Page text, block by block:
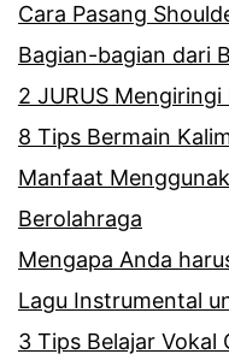
Cara Pasang
Bagian-bagian dari
2 JURUS
8 Tips Bermain
Manfaat
Berolahraga
Mengapa Anda
Lagu Instrumental
3 Tips Belajar Vokal